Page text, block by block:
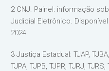
2 CNJ. Painel: informação
Judicial Eletrônico.
2024.
3 Justiça Estadual: TJAP,
TJPA, TJPB, TJPR, TJRJ,